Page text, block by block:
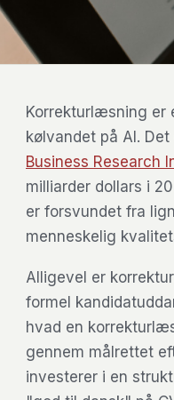
Korrekturlæsning er
kølvandet på AI.
Business Research
milliarder dollars i
er forsvundet fra
menneskelig
Alligevel er
formel
hvad en
gennem målrettet
investerer i en